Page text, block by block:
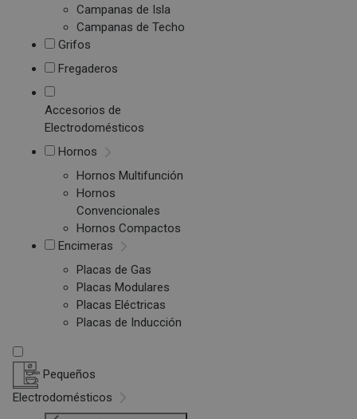
Campanas de Isla
Campanas de Techo
Grifos
Fregaderos
Accesorios de
Electrodomésticos
Hornos
Hornos Multifunción
Hornos
Convencionales
Hornos Compactos
Encimeras
Placas de Gas
Placas Modulares
Placas Eléctricas
Placas de Inducción
Pequeños
Electrodomésticos